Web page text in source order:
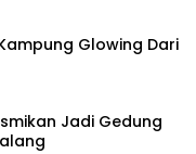
Glowing Dari
Jadi Gedung